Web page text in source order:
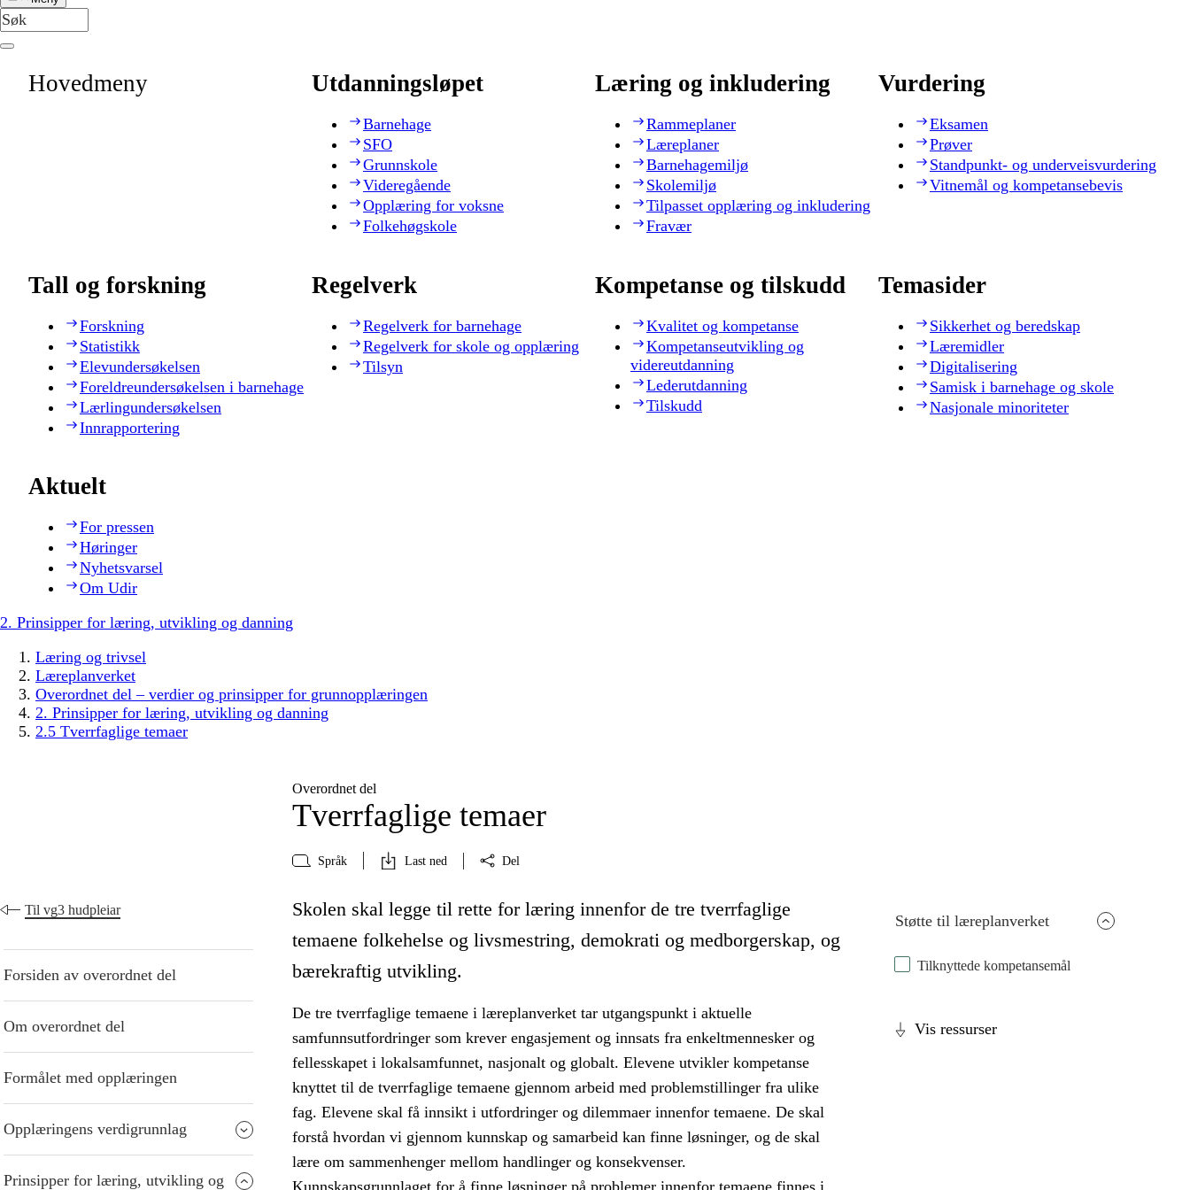
Hovedmeny Utdanningsløpet
Barnehage
SFO
Grunnskole
Videregående
Opplæring for voksne
Folkehøgskole
Læring og inkludering
Rammeplaner
Læreplaner
Barnehagemiljø
Skolemiljø
Tilpasset opplæring og inkludering
Fravær
Vurdering
Eksamen
Prøver
Standpunkt- og underveisvurdering
Vitnemål og kompetansebevis
Tall og forskning
Forskning
Statistikk
Elevundersøkelsen
Foreldreundersøkelsen i barnehage
Lærlingundersøkelsen
Innrapportering
Regelverk
Regelverk for barnehage
Regelverk for skole og opplæring
Tilsyn
Kompetanse og tilskudd
Kvalitet og kompetanse
Kompetanseutvikling og
videreutdanning
Lederutdanning
Tilskudd
Temasider
Sikkerhet og beredskap
Læremidler
Digitalisering
Samisk i barnehage og skole
Nasjonale minoriteter
Aktuelt
For pressen
Høringer
Nyhetsvarsel
Om Udir
2. Prinsipper for læring, utvikling og danning
Læring og trivsel
Læreplanverket
Overordnet del – verdier og prinsipper for grunnopplæringen
2. Prinsipper for læring, utvikling og danning
2.5 Tverrfaglige temaer
Overordnet del
Tverrfaglige temaer
Språk Last ned Del
Til vg3 hudpleiar
Forsiden av overordnet del
Om overordnet del
Formålet med opplæringen
Opplæringens verdigrunnlag
Prinsipper for læring, utvikling og
Støtte til læreplanverket
Tilknyttede kompetansemål
Vis ressurser
Skolen skal legge til rette for læring innenfor de tre tverrfaglige
temaene folkehelse og livsmestring, demokrati og medborgerskap, og
bærekraftig utvikling.
De tre tverrfaglige temaene i læreplanverket tar utgangspunkt i aktuelle
samfunnsutfordringer som krever engasjement og innsats fra enkeltmennesker og
fellesskapet i lokalsamfunnet, nasjonalt og globalt. Elevene utvikler kompetanse
knyttet til de tverrfaglige temaene gjennom arbeid med problemstillinger fra ulike
fag. Elevene skal få innsikt i utfordringer og dilemmaer innenfor temaene. De skal
forstå hvordan vi gjennom kunnskap og samarbeid kan finne løsninger, og de skal
lære om sammenhenger mellom handlinger og konsekvenser.